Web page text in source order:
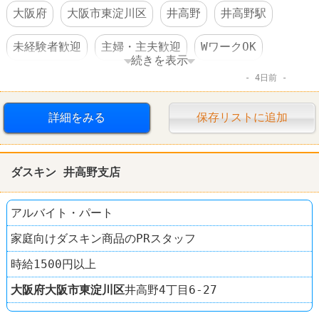
大阪府
大阪市東淀川区 井高野 井高野駅
未経験者歓迎 主婦・主夫歓迎 WワークOK
社員登用あり ダスキン
続きを表示
4日前
詳細をみる 保存リストに追加
ダスキン 井高野支店
アルバイト・パート
家庭向けダスキン商品のPRスタッフ
時給1500円以上
大阪府大阪市東淀川区井高野4丁目6-27